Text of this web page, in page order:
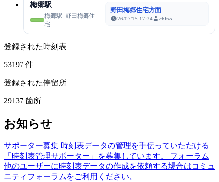
梅郷駅
梅郷駅=野田梅郷住
宅
野田梅郷住宅方面
26/07/15 17:24 chino
登録された時刻表
53197 件
登録された停留所
29137 箇所
お知らせ
サポーター募集 時刻表データの管理を手伝っていただける
「時刻表管理サポーター」を募集しています。
フォーラム
他のユーザーに時刻表データの作成を依頼する場合はコミュ
ニティフォーラムをご利用ください。